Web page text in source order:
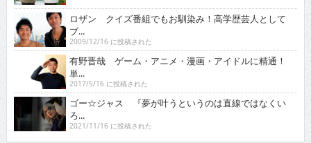
ロザン クイズ番組でもお馴染み！高学歴芸人として
ブ...
2009/12/16 に投稿された
有野晋哉 ゲーム・アニメ・漫画・アイドルに精通！
単...
2017/5/16 に投稿された
ゴー☆ジャス 『夢が叶うというのは直線ではなくい
ろ...
2021/11/16 に投稿された